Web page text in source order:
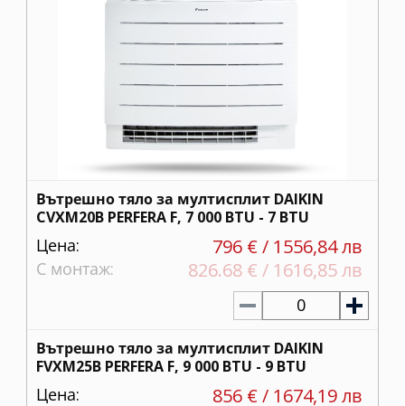
Вътрешно тяло за мултисплит DAIKIN
CVXM20B PERFERA F, 7 000 BTU - 7 BTU
Цена: 796 € / 1556,84 лв
С монтаж: 826.68 € / 1616,85 лв
0
Вътрешно тяло за мултисплит DAIKIN
FVXM25B PERFERA F, 9 000 BTU - 9 BTU
Цена: 856 € / 1674,19 лв